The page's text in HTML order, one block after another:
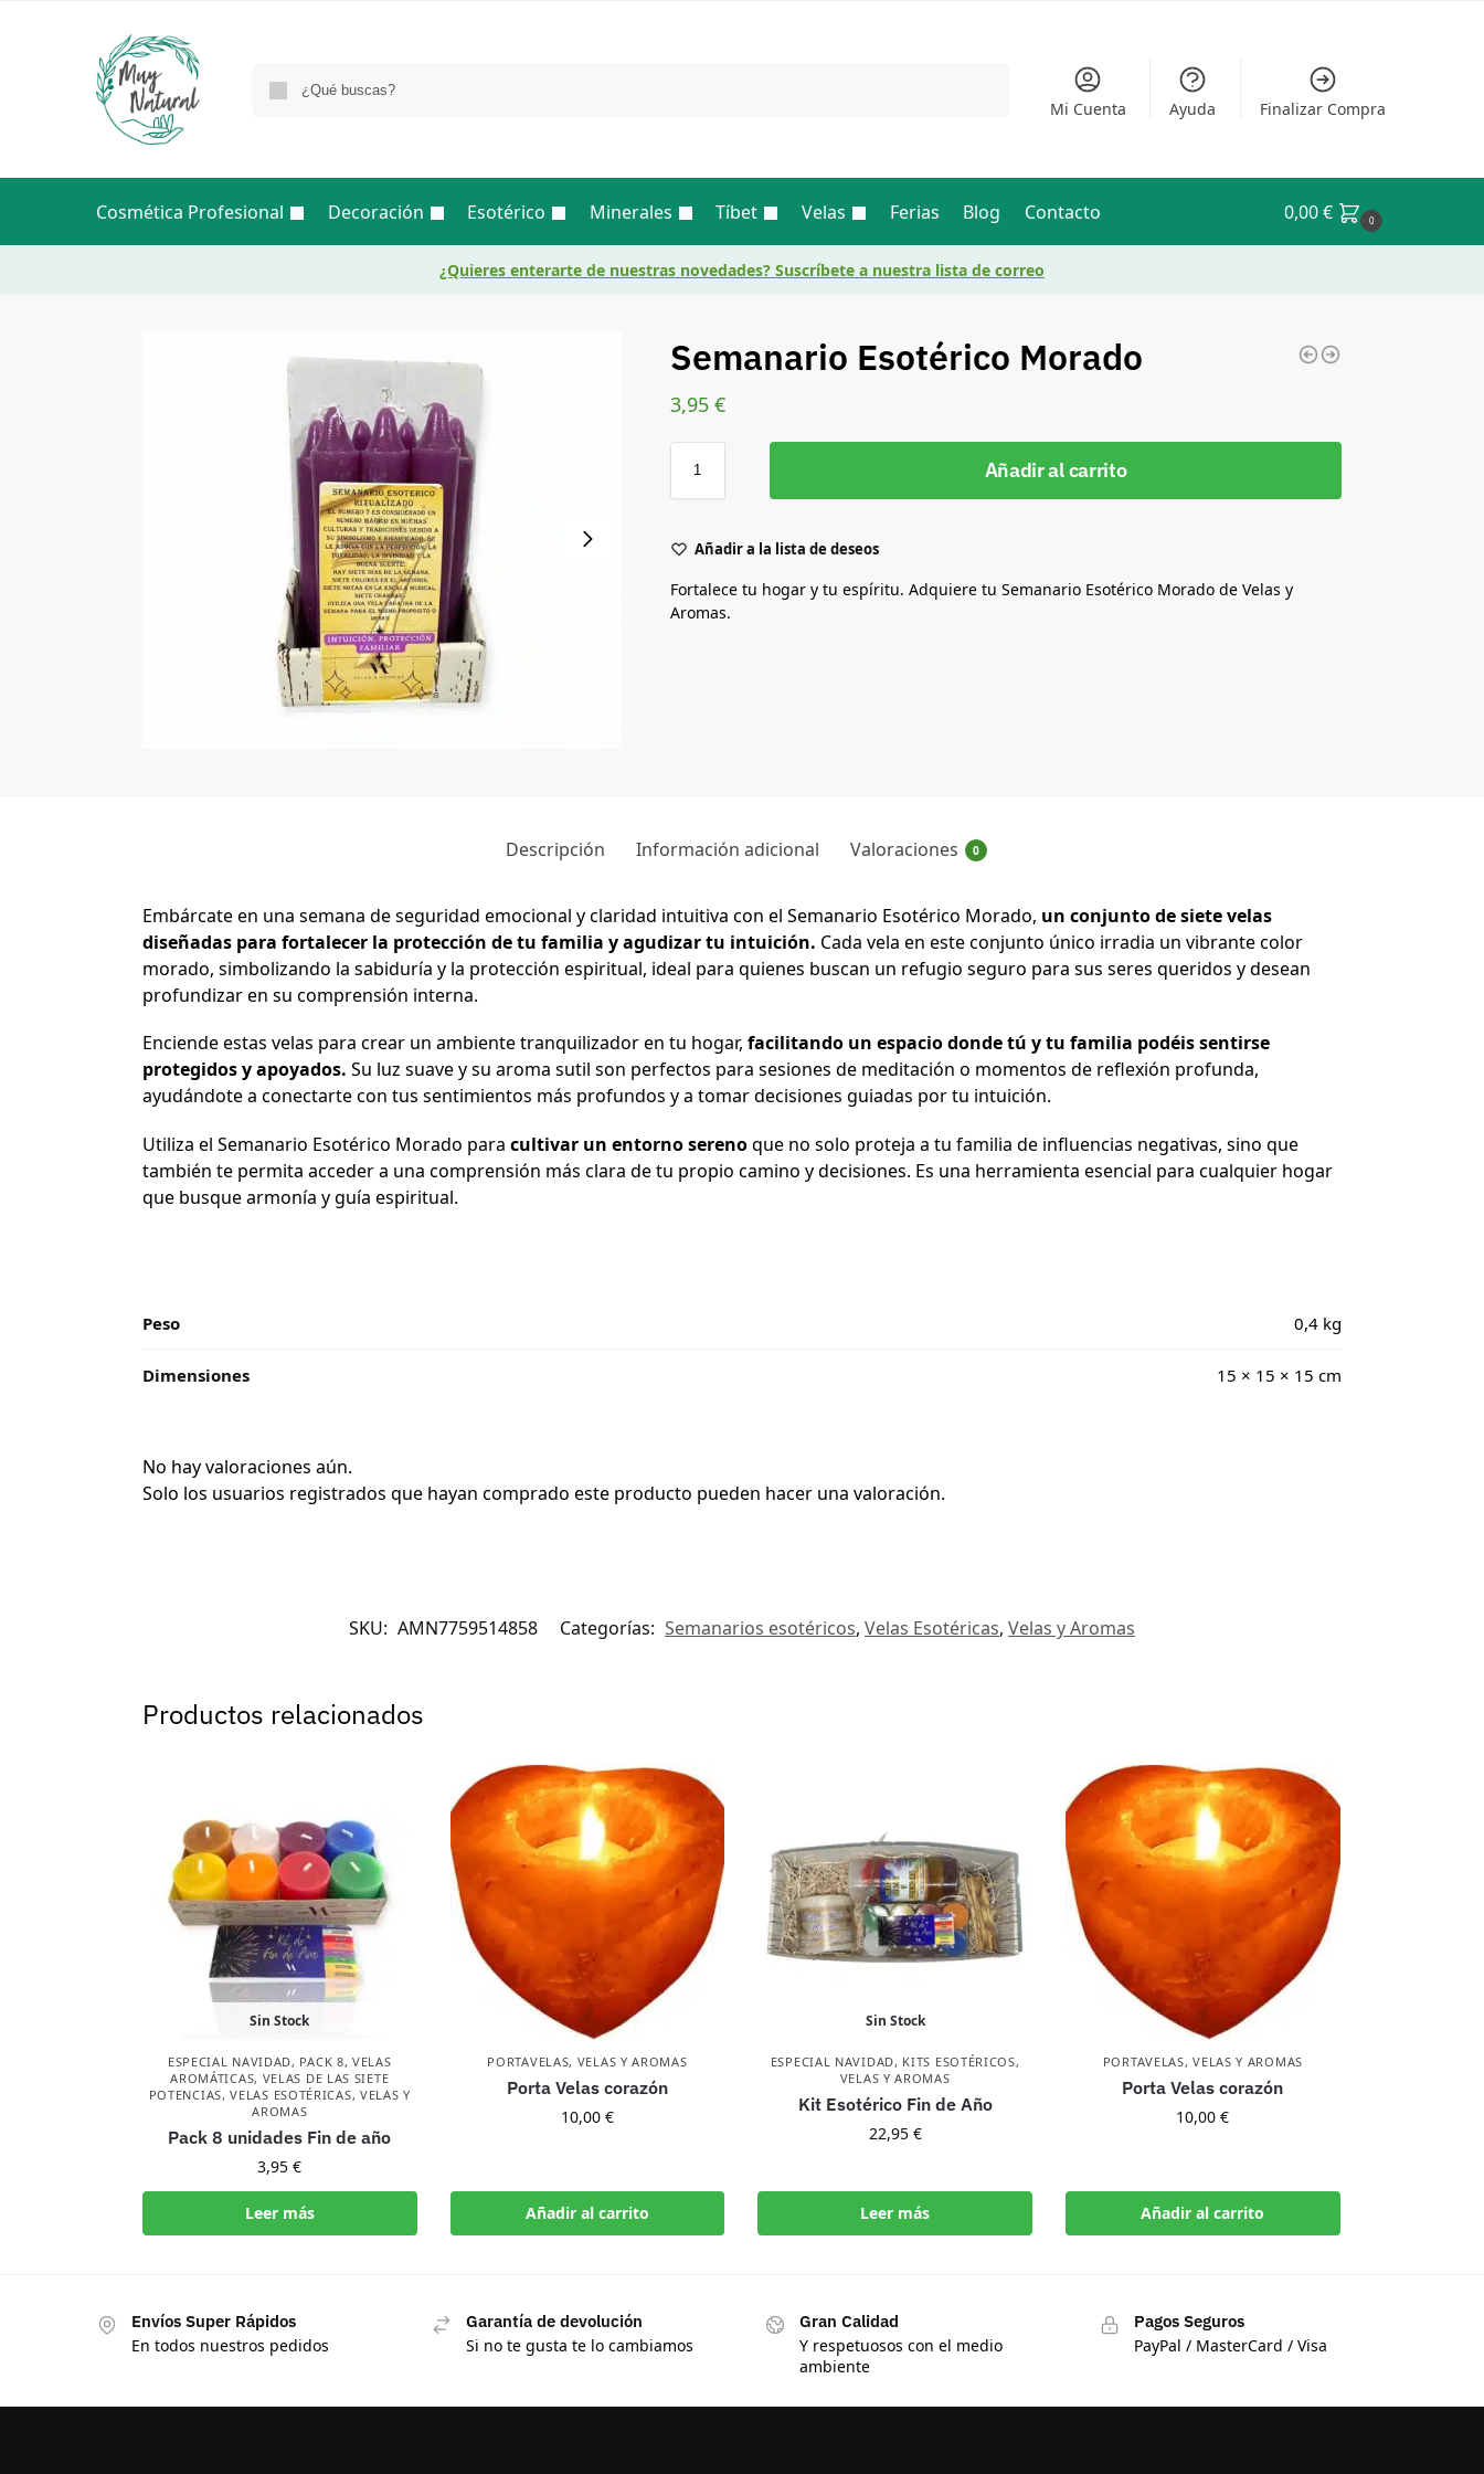
Mi Cuenta Ayuda Finalizar Compra
Cosmética Profesional Decoración Esotérico Minerales Tíbet Velas Ferias Blog Contacto 0,00€ 0
¿Quieres enterarte de nuestras novedades? Suscríbete a nuestra lista de correo
Semanario Esotérico Morado
3,95 €
Añadir al carrito
Añadir a la lista de deseos
Fortalece tu hogar y tu espíritu. Adquiere tu Semanario Esotérico Morado de Velas y
Aromas.
Descripción Información adicional Valoraciones 0
Embárcate en una semana de seguridad emocional y claridad intuitiva con el Semanario Esotérico Morado, un conjunto de siete velas
diseñadas para fortalecer la protección de tu familia y agudizar tu intuición. Cada vela en este conjunto único irradia un vibrante color
morado, simbolizando la sabiduría y la protección espiritual, ideal para quienes buscan un refugio seguro para sus seres queridos y desean
profundizar en su comprensión interna.
Enciende estas velas para crear un ambiente tranquilizador en tu hogar, facilitando un espacio donde tú y tu familia podéis sentirse
protegidos y apoyados. Su luz suave y su aroma sutil son perfectos para sesiones de meditación o momentos de reflexión profunda,
ayudándote a conectarte con tus sentimientos más profundos y a tomar decisiones guiadas por tu intuición.
Utiliza el Semanario Esotérico Morado para cultivar un entorno serenoque no solo proteja a tu familia de influencias negativas, sino que
también te permita acceder a una comprensión más clara de tu propio camino y decisiones. Es una herramienta esencial para cualquier hogar
que busque armonía y guía espiritual.
Peso 0,4 kg
Dimensiones 15 × 15 × 15 cm
No hay valoraciones aún.
Solo los usuarios registrados que hayan comprado este producto pueden hacer una valoración.
SKU: AMN7759514858 Categorías: Semanarios esotéricos, Velas Esotéricas, Velas y Aromas
Productos relacionados
Sin Stock
ESPECIAL NAVIDAD, PACK 8,VELAS
AROMÁTICAS, VELAS DE LAS SIETE
POTENCIAS,VELAS ESOTÉRICAS, VELAS Y
AROMAS
Pack 8 unidades Fin de año
3,95€
Leer más
PORTAVELAS, VELAS Y AROMAS
Porta Velas corazón
10,00 €
Añadir al carrito
Sin Stock
ESPECIAL NAVIDAD, KITS ESOTÉRICOS,
VELAS Y AROMAS
Kit Esotérico Fin de Año
22,95 €
Leer más
PORTAVELAS,VELAS Y AROMAS
Porta Velas corazón
10,00€
Añadir al carrito
Envíos Super Rápidos
En todos nuestros pedidos
Garantía de devolución
Si no te gusta te lo cambiamos
Gran Calidad
Y respetuosos con el medio
ambiente
Pagos Seguros
PayPal / MasterCard / Visa